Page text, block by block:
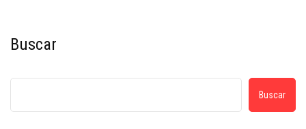
Buscar
Buscar